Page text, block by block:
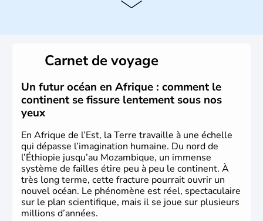
Carnet de voyage
Un futur océan en Afrique : comment le
continent se fissure lentement sous nos
yeux
En Afrique de l’Est, la Terre travaille à une échelle
qui dépasse l’imagination humaine. Du nord de
l’Éthiopie jusqu’au Mozambique, un immense
système de failles étire peu à peu le continent. À
très long terme, cette fracture pourrait ouvrir un
nouvel océan. Le phénomène est réel, spectaculaire
sur le plan scientifique, mais il se joue sur plusieurs
millions d’années.